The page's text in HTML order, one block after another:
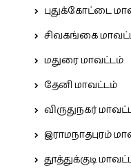
புதுக்கோட்டை
சிவகங்கை
மதுரை மாவட்டம்
தேனி மாவட்டம்
விருதுநகர்
இராமநாதபுரம்
தூத்துக்குடி